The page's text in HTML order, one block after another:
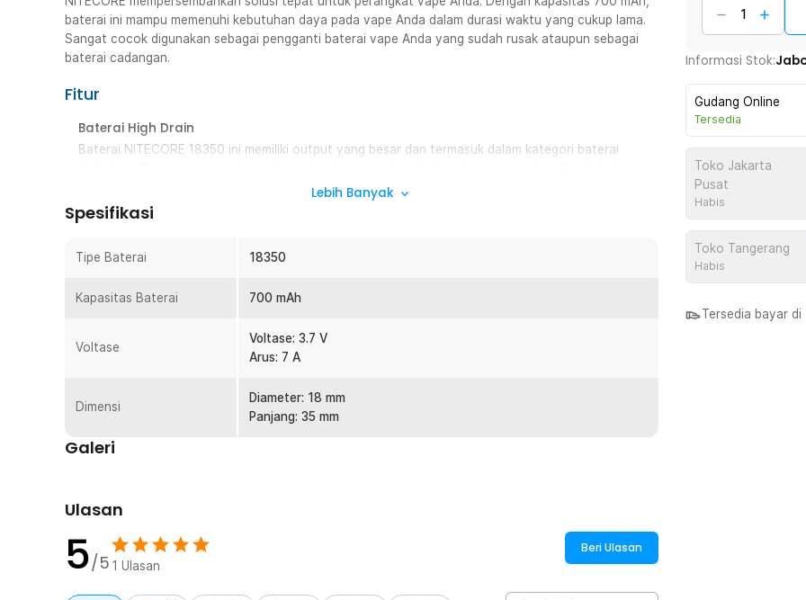
baterai ini mampu memenuhi kebutuhan daya pada vape Anda dalam durasi waktu yang cukup lama.
Sangat cocok digunakan sebagai pengganti baterai vape Anda yang sudah rusak ataupun sebagai
baterai cadangan.
Fitur
Baterai High Drain
Baterai NITECORE 18350 ini memiliki output yang besar dan termasuk dalam kategori baterai
seperti vape, perangkat bluetooth, mobil RC, dan lain-lain.
Keamanan Eksternal
memastikan konduktivitas listrik yang baik, dan ketahanan terhadap oksidasi.
Baterai ini termasuk ke dalam tipe baterai rechargeable atau baterai yang dapat diisi ulang
menggunakan baterai isi ulang, maka Anda turut berpartisipasi mendukung gaya hidup ramah
lingkungan dengan mengurangi sampah elektronik.
Sertifikat Dealer Resmi
Lebih Banyak
Spesifikasi
Tipe Baterai 18350
Kapasitas Baterai 700 mAh
Voltase
Voltase: 3.7 V
Arus: 7 A
Dimensi
Diameter: 18 mm
Panjang: 35 mm
Galeri
Ulasan
5/5 1 Ulasan
Beri Ulasan
Informasi Stok:
Gudang Online
Tersedia
Toko Jakarta
Pusat
Habis
Toko Tangerang
Habis
Tersedia bayar